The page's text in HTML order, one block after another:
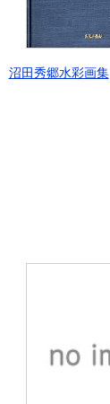
沼田秀郷水彩画集